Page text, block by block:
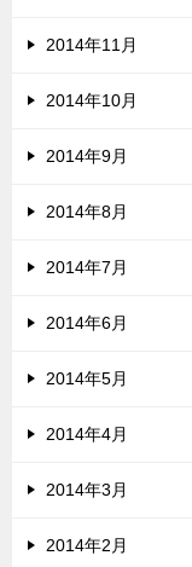
2014年11月
2014年10月
2014年9月
2014年8月
2014年7月
2014年6月
2014年5月
2014年4月
2014年3月
2014年2月